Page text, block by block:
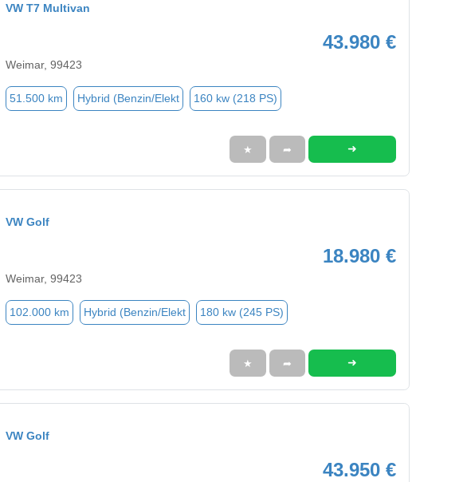
VW T7 Multivan
43.980 €
Weimar, 99423
51.500 km Hybrid (Benzin/Elekt 160 kw (218 PS)
★ ➦ ➜
VW Golf
18.980 €
Weimar, 99423
102.000 km Hybrid (Benzin/Elekt 180 kw (245 PS)
★ ➦ ➜
VW Golf
43.950 €